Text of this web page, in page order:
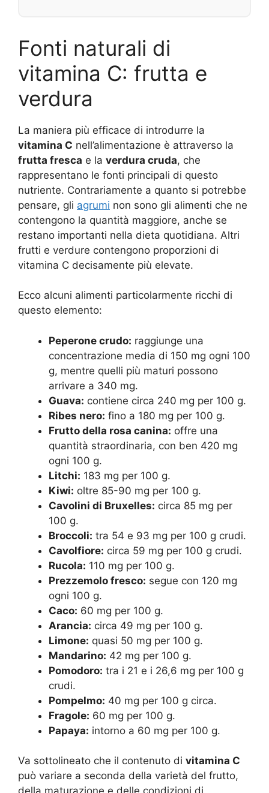
Fonti naturali di
vitamina C: frutta e
verdura
La maniera più efficace di introdurre la
vitamina C nell’alimentazione è attraverso la
frutta fresca e la verdura cruda, che
rappresentano le fonti principali di questo
nutriente. Contrariamente a quanto si potrebbe
pensare, gli agrumi non sono gli alimenti che ne
contengono la quantità maggiore, anche se
restano importanti nella dieta quotidiana. Altri
frutti e verdure contengono proporzioni di
vitamina C decisamente più elevate.
Ecco alcuni alimenti particolarmente ricchi di
questo elemento:
Peperone crudo: raggiunge una
concentrazione media di 150 mg ogni 100
g, mentre quelli più maturi possono
arrivare a 340 mg.
Guava: contiene circa 240 mg per 100 g.
Ribes nero: fino a 180 mg per 100 g.
Frutto della rosa canina: offre una
quantità straordinaria, con ben 420 mg
ogni 100 g.
Litchi: 183 mg per 100 g.
Kiwi: oltre 85-90 mg per 100 g.
Cavolini di Bruxelles: circa 85 mg per
100 g.
Broccoli: tra 54 e 93 mg per 100 g crudi.
Cavolfiore: circa 59 mg per 100 g crudi.
Rucola: 110 mg per 100 g.
Prezzemolo fresco: segue con 120 mg
ogni 100 g.
Caco: 60 mg per 100 g.
Arancia: circa 49 mg per 100 g.
Limone: quasi 50 mg per 100 g.
Mandarino: 42 mg per 100 g.
Pomodoro: tra i 21 e i 26,6 mg per 100 g
crudi.
Pompelmo: 40 mg per 100 g circa.
Fragole: 60 mg per 100 g.
Papaya: intorno a 60 mg per 100 g.
Va sottolineato che il contenuto di vitamina C
può variare a seconda della varietà del frutto,